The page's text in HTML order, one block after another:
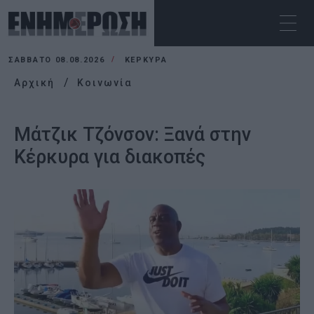
ΣΆΒΒΑΤΟ 08.08.2026 ΚΕΡΚΥΡΑ
Αρχική Κοινωνία
Μάτζικ Τζόνσον: Ξανά στην
Κέρκυρα για διακοπές